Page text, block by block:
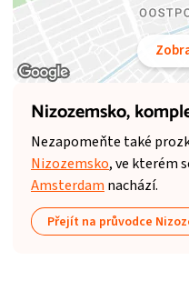
Nizozemsko,
Nezapomeňte také
Nizozemsko, ve kterém
Amsterdam nachází.
Přejít na průvodce